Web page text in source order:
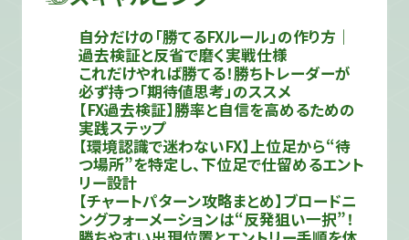
自分だけの「勝てるFXルール」の作り方｜
過去検証と反省で磨く実戦仕様
これだけやれば勝てる！勝ちトレーダーが
必ず持つ「期待値思考」のススメ
【FX過去検証】勝率と自信を高めるための
実践ステップ
【環境認識で迷わないFX】上位足から“待
つ場所”を特定し、下位足で仕留めるエント
リー設計
【チャートパターン攻略まとめ】ブロードニ
ングフォーメーションは“反発狙い一択”！